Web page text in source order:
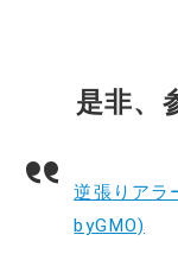
是非、
逆張りアラ
byGMO)